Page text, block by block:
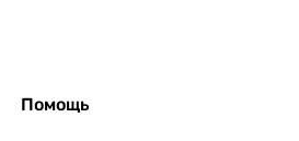
Помощь